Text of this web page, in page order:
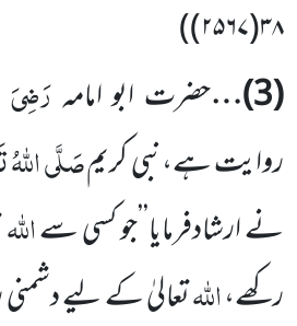
۳۸(۲۵۶۷)
)
(
3
)…حضرت ابو امامہرَضِیَ
روایت ہے،نبیکریمصَلَّی
نے ارشادفرمایا’’جوکسی سےاللّٰہ
رکھے،اللّٰہتعالیٰ کے لیے